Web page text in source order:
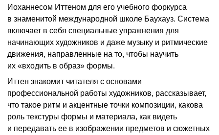
Иоханнесом Иттеном для его учебного форкурса
в знаменитой международной школе Баухауз. Система
включает в себя специальные упражнения для
начинающих художников и даже музыку и ритмические
движения, направленные на то, чтобы научить
их «входить в образ» формы.
Иттен знакомит читателя с основами
профессиональной работы художников, рассказывает,
что такое ритм и акцентные точки композиции, какова
роль текстуры формы и материала, как видеть
и передавать ее в изображении предметов и сюжетных